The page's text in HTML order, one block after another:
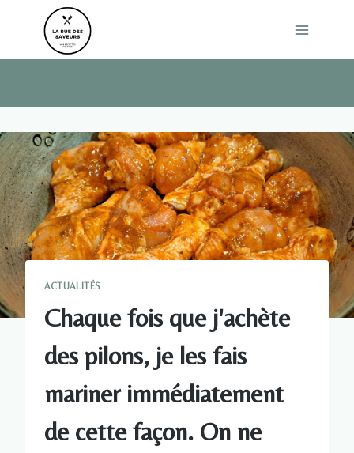
ACTUALITÉS
Chaque fois que j'achète
des pilons, je les fais
mariner immédiatement
de cette façon. On ne